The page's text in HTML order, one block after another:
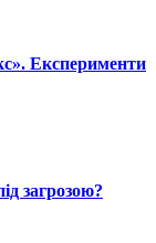
Експерименти
загрозою?